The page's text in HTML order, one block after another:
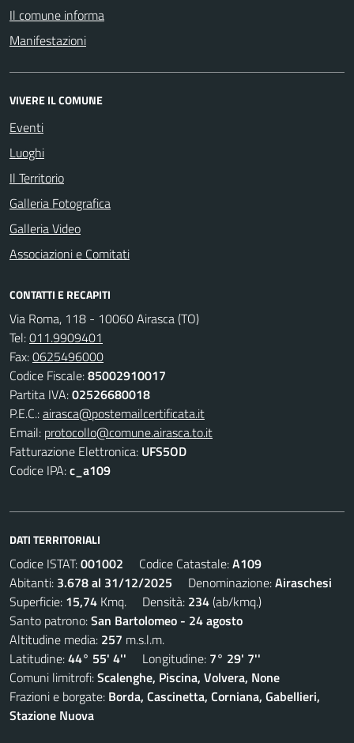
Il comune informa
Manifestazioni
VIVERE IL COMUNE
Eventi
Luoghi
Il Territorio
Galleria Fotografica
Galleria Video
Associazioni e Comitati
CONTATTI E RECAPITI
Via Roma, 118 - 10060 Airasca (TO)
Tel:011.9909401
Fax:0625496000
Codice Fiscale:85002910017
Partita IVA:02526680018
P.E.C.:airasca@postemailcertificata.it
Email: protocollo@comune.airasca.to.it
Fatturazione Elettronica: UFS5OD
Codice IPA:c_a109
DATI TERRITORIALI
Codice ISTAT:001002 Codice Catastale:A109
Abitanti: 3.678 al 31/12/2025 Denominazione:Airaschesi
Superficie: 15,74 Kmq. Densità: 234(ab/kmq.)
Santo patrono:San Bartolomeo - 24 agosto
Altitudine media: 257 m.s.l.m.
Latitudine:44° 55' 4'' Longitudine: 7° 29' 7''
Comuni limitrofi:Scalenghe, Piscina, Volvera, None
Frazioni e borgate: Borda, Cascinetta, Corniana, Gabellieri,
Stazione Nuova